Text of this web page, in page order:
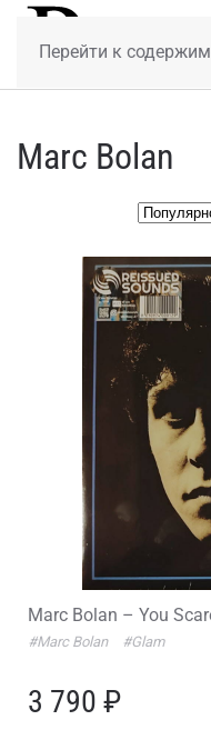
Перейти к
Marc Bolan
Marc Bolan – You
#Marc Bolan #Glam
3 790 ₽